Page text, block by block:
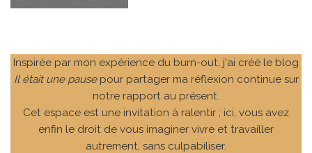
Inspirée par mon expérience du burn-out, j'ai créé le blog
Il était une pausepour partager ma réflexion continue sur
notre rapport au présent.
Cet espace est une invitation à ralentir ; ici, vous avez
enfin le droit de vous imaginer vivre et travailler
autrement, sans culpabiliser.